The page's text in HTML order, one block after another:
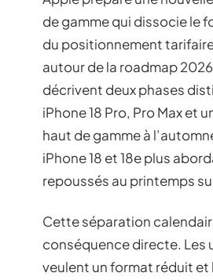
de gamme qui dissocie le
du positionnement
autour de la roadmap
décrivent deux phases
iPhone 18 Pro, Pro Max et
haut de gamme à
iPhone 18 et 18e plus
repoussés au printemps
Cette séparation
conséquence directe. Les
veulent un format réduit et